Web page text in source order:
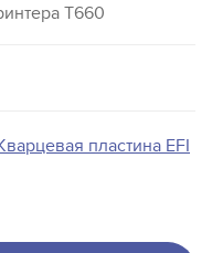
T660
пластина EFI